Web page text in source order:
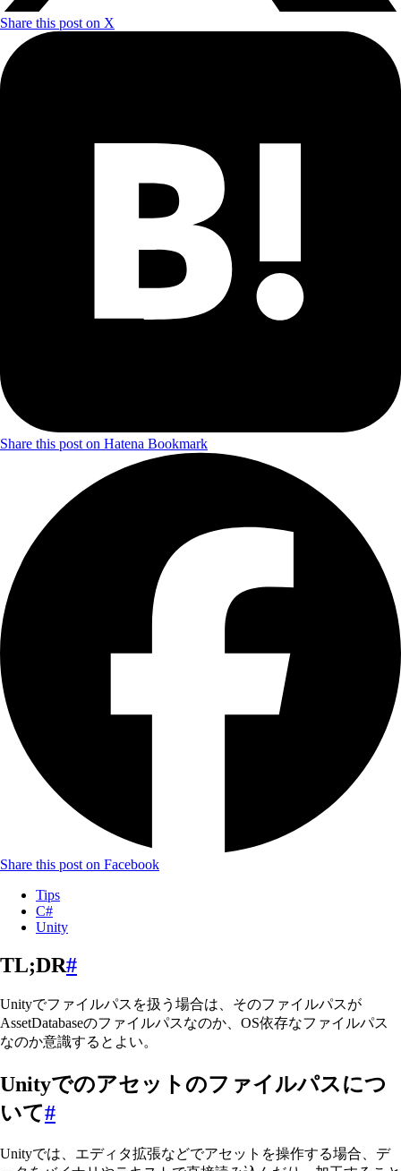
Share this post on X
Share this post on Hatena Bookmark
Share this post on Facebook
Tips
C#
Unity
TL;DR#
Unityでファイルパスを扱う場合は、そのファイルパスが
AssetDatabaseのファイルパスなのか、OS依存なファイルパス
なのか意識するとよい。
Unityでのアセットのファイルパスにつ
いて#
Unityでは、エディタ拡張などでアセットを操作する場合、デ